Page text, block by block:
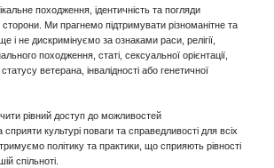
походження, ідентичність та погляди
Ми прагнемо підтримувати різноманітне та
і не дискримінуємо за ознаками раси, релігії,
походження, статі, сексуальної орієнтації,
ветерана, інвалідності або генетичної
рівний доступ до можливостей
культурі поваги та справедливості для всіх
політику та практики, що сприяють рівності
спільноті.